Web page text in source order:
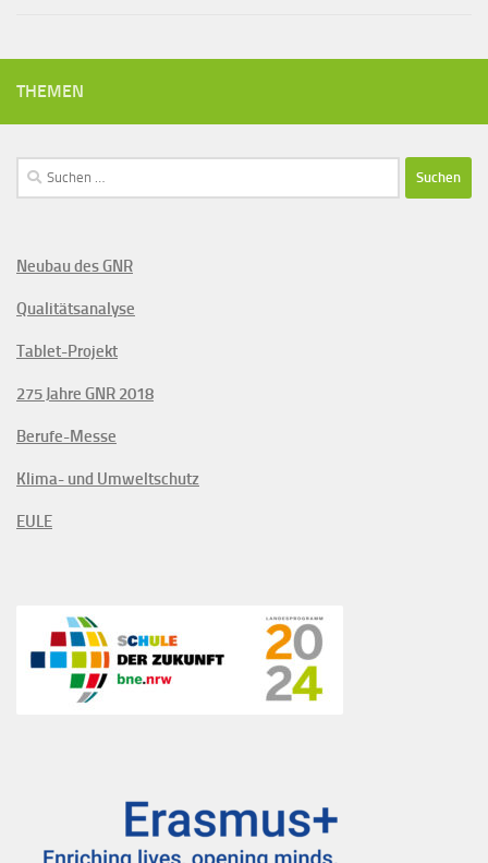
THEMEN
Suchen
nach:
Neubau des GNR
Qualitätsanalyse
Tablet-Projekt
275 Jahre GNR 2018
Berufe-Messe
Klima- und Umweltschutz
EULE